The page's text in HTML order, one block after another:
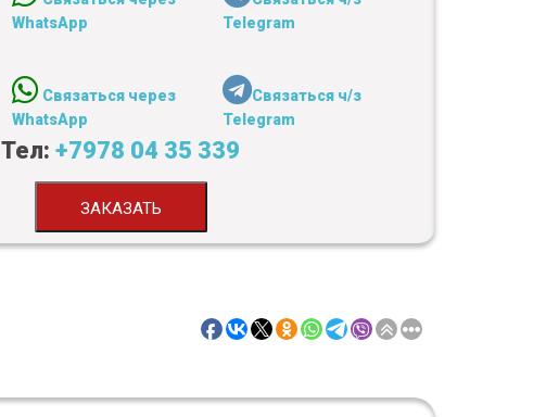
WhatsApp
Telegram
Связаться через
WhatsApp
Связаться ч/з
Telegram
Тел: +7978 04 35 339
ЗАКАЗАТЬ